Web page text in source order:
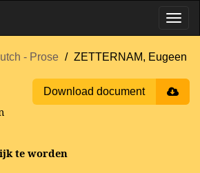
- Prose ZETTERNAM, Eugeen
Download document
te worden